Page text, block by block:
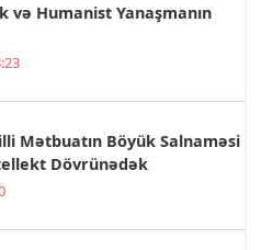
Humanist Yanaşmanın
Mətbuatın Böyük Salnaməsi
Dövrünədək